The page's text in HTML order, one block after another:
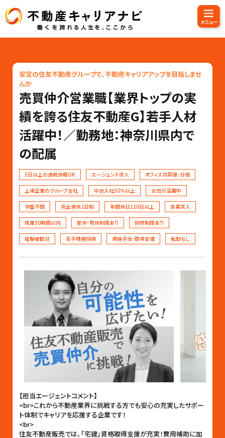
安定の住友不動産グループで、不動産キャリアアップを目指しませ
んか
売買仲介営業職【業界トップの実
績を誇る住友不動産G】若手人材
活躍中！／勤務地：神奈川県内で
の配属
5日以上の連続休暇OK エージェント求人 オフィス内禁煙･分煙
上場企業のグループ会社 中途入社50％以上 女性が活躍中
学歴不問 完全週休2日制 年間休日120日以上 急募求人
残業30時間以内 産休･育休制度あり 研修制度あり
経験者歓迎 若手積極採用 資格手当･取得支援 転勤なし
【担当エージェントコメント】
<br>これから不動産業界に挑戦する方でも安心の充実したサポー
ト体制でキャリアを応援する企業です！
<br>
住友不動産販売では、「宅建」資格取得支援が充実！費用補助に加